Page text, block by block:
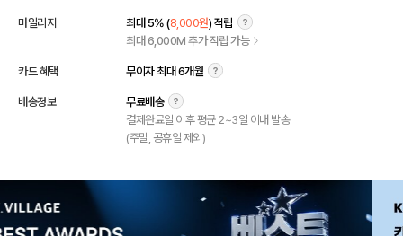
마일리지 최대 5% (8,000원) 적립
최대 6,000M 추가 적립 가능
카드 혜택 무이자 최대 6개월
배송정보
무료배송
결제완료일 이후 평균 2~3일 이내 발송
(주말, 공휴일 제외)